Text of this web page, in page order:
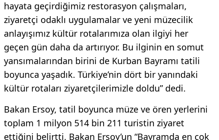
hayata geçirdiğimiz restorasyon çalışmaları,
ziyaretçi odaklı uygulamalar ve yeni müzecilik
anlayışımız kültür rotalarımıza olan ilgiyi her
geçen gün daha da artırıyor. Bu ilginin en somut
yansımalarından birini de Kurban Bayramı tatili
boyunca yaşadık. Türkiye’nin dört bir yanındaki
kültür rotaları ziyaretçilerimizle doldu” dedi.
Bakan Ersoy, tatil boyunca müze ve ören yerlerini
toplam 1 milyon 514 bin 211 turistin ziyaret
ettiğini belirtti. Bakan Ersoy’un “Bayramda en çok